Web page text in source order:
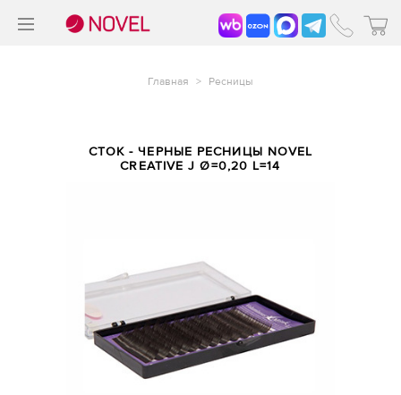
Главная > Ресницы
СТОК - ЧЕРНЫЕ РЕСНИЦЫ NOVEL
CREATIVE J Ø=0,20 L=14